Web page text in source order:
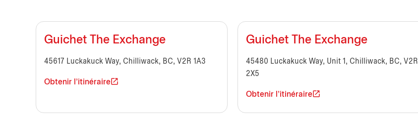
Guichet The Exchange
45617 Luckakuck Way, Chilliwack, BC, V2R 1A3
Obtenir l'itinéraire
Guichet The Exchange
45480 Luckakuck Way, Unit 1, Chilliwack, BC, V2R
2X5
Obtenir l'itinéraire